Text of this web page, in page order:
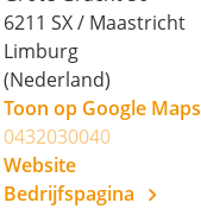
6211 SX/ Maastricht
Limburg
(Nederland)
Toon op Google Maps
0432030040
Website
Bedrijfspagina